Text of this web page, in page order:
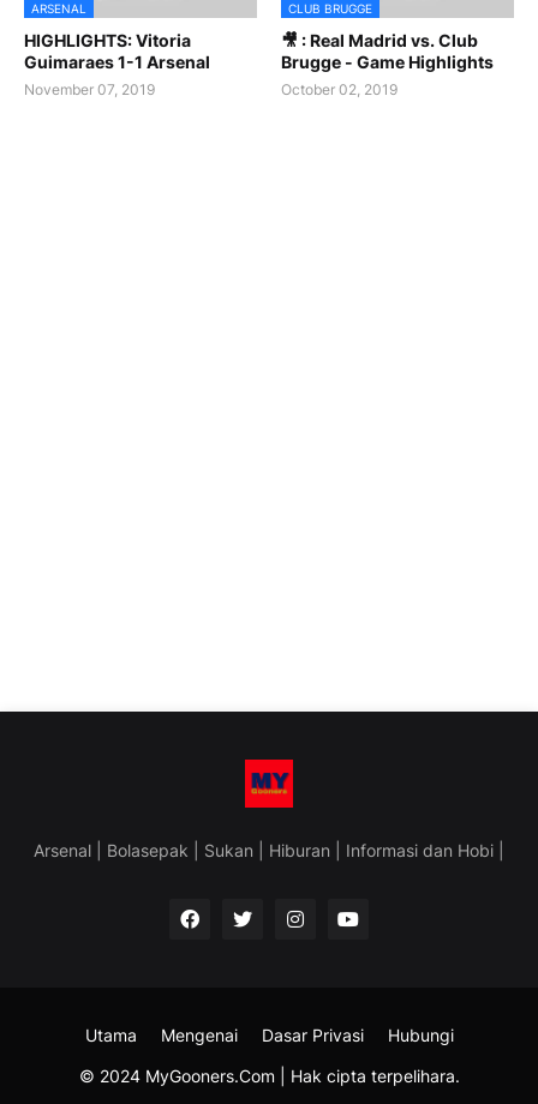
ARSENAL
HIGHLIGHTS: Vitoria
Guimaraes 1-1 Arsenal
November 07, 2019
CLUB BRUGGE
🎥 : Real Madrid vs. Club
Brugge - Game Highlights
October 02, 2019
Arsenal | Bolasepak | Sukan | Hiburan | Informasi dan Hobi |
© 2024 MyGooners.Com | Hak cipta terpelihara.
Utama Mengenai Dasar Privasi Hubungi